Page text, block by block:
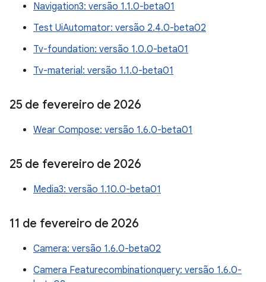
Navigation3: versão 1.1.0-beta01
Test UiAutomator: versão 2.4.0-beta02
Tv-foundation: versão 1.0.0-beta01
Tv-material: versão 1.1.0-beta01
25 de fevereiro de 2026
Wear Compose: versão 1.6.0-beta01
25 de fevereiro de 2026
Media3: versão 1.10.0-beta01
11 de fevereiro de 2026
Camera: versão 1.6.0-beta02
Camera Featurecombinationquery: versão 1.6.0-